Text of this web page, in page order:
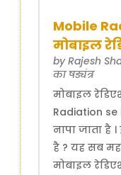
Mobile
मोबाइल
byRajesh
का षड्यंत्र
मोबाइल
Radiation
नापा जाता है
है ? यह सब
मोबाइल